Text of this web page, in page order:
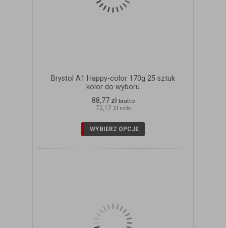
Brystol A1 Happy-color 170g 25 sztuk
kolor do wyboru
88,77 zł brutto
72,17 zł netto
WYBIERZ OPCJE